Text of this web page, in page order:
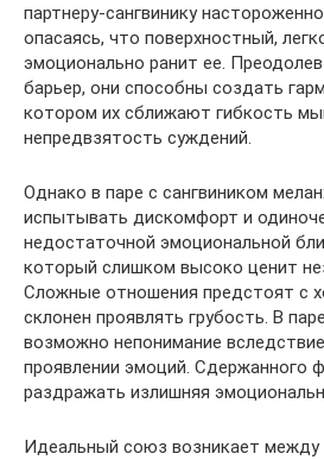
партнеру-сангвинику
опасаясь, что поверхностный,
эмоционально ранит ее. Преодолев
барьер, они способны создать
котором их сближают гибкость
непредвзятость суждений.
Однако в паре с сангвиником
испытывать дискомфорт и
недостаточной эмоциональной
который слишком высоко ценит
Сложные отношения предстоят с
склонен проявлять грубость. В
возможно непонимание
проявлении эмоций. Сдержанного
раздражать излишняя
Идеальный союз возникает между